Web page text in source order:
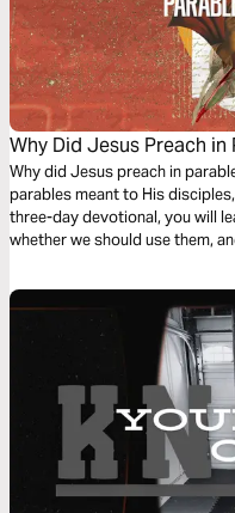
Why Did Jesus Preach in
Why did Jesus preach in
parables meant to His
three-day devotional, you will
whether we should use them,